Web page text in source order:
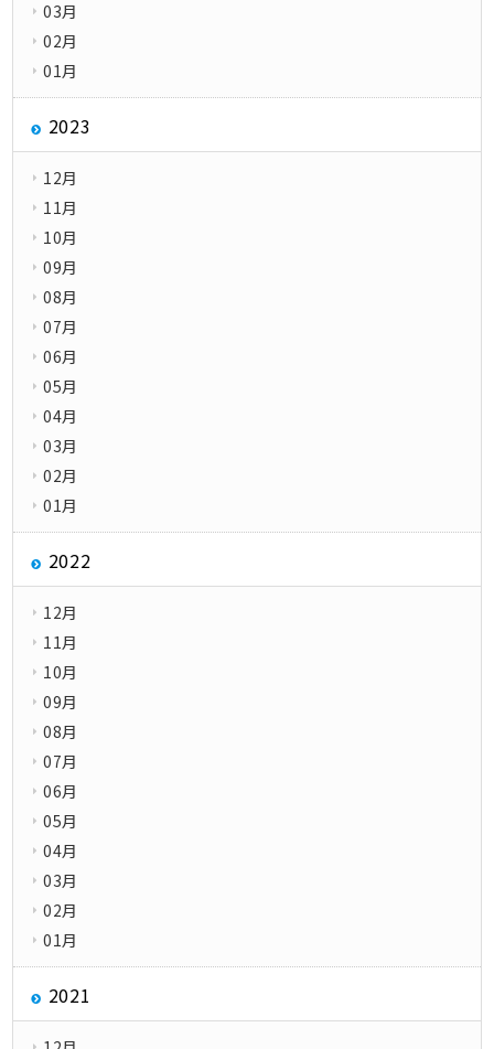
03月
02月
01月
2023
12月
11月
10月
09月
08月
07月
06月
05月
04月
03月
02月
01月
2022
12月
11月
10月
09月
08月
07月
06月
05月
04月
03月
02月
01月
2021